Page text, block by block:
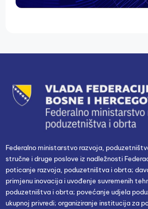
Federalno ministarstvo razvoja,
stručne i druge poslove iz nadležnosti
poticanje razvoja, poduzetništva i obrta;
primjenu inovacija i uvođenje suvremenih
poduzetništva i obrta; povećanje udjela
ukupnoj privredi; organiziranje institucija za